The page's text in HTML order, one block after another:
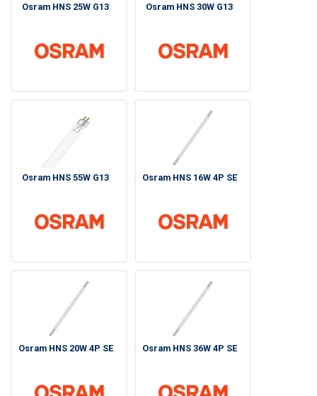
Osram HNS 25W G13 Osram HNS 30W G13
Osram HNS 55W G13 Osram HNS 16W 4P SE
Osram HNS 20W 4P SE Osram HNS 36W 4P SE